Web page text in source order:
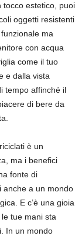
tocco estetico, puoi
oggetti resistenti
ma
con acqua
come il tuo
e dalla vista
tempo affinché il
di bere da
è un
ma i benefici
fonte di
anche a un mondo
E c’è una gioia
tue mani sta
In un mondo